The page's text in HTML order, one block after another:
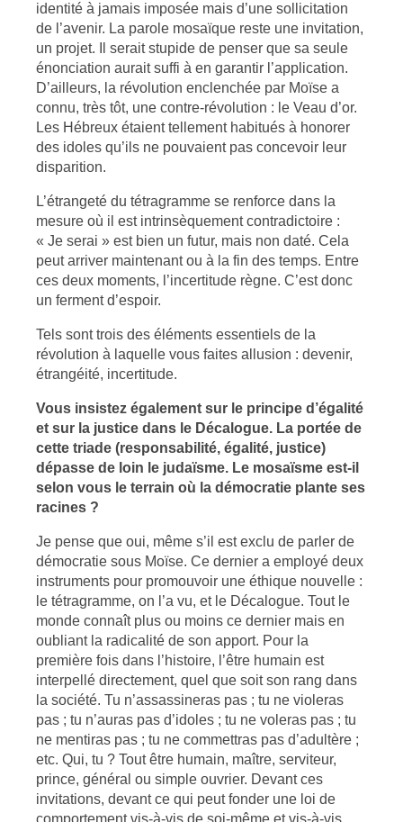
identité à jamais imposée mais d’une sollicitation
de l’avenir. La parole mosaïque reste une invitation,
un projet. Il serait stupide de penser que sa seule
énonciation aurait suffi à en garantir l’application.
D’ailleurs, la révolution enclenchée par Moïse a
connu, très tôt, une contre-révolution : le Veau d’or.
Les Hébreux étaient tellement habitués à honorer
des idoles qu’ils ne pouvaient pas concevoir leur
disparition.
L’étrangeté du tétragramme se renforce dans la
mesure où il est intrinsèquement contradictoire :
« Je serai » est bien un futur, mais non daté. Cela
peut arriver maintenant ou à la fin des temps. Entre
ces deux moments, l’incertitude règne. C’est donc
un ferment d’espoir.
Tels sont trois des éléments essentiels de la
révolution à laquelle vous faites allusion : devenir,
étrangéité, incertitude.
Vous insistez également sur le principe d’égalité
et sur la justice dans le Décalogue. La portée de
cette triade (responsabilité, égalité, justice)
dépasse de loin le judaïsme. Le mosaïsme est-il
selon vous le terrain où la démocratie plante ses
racines ?
Je pense que oui, même s’il est exclu de parler de
démocratie sous Moïse. Ce dernier a employé deux
instruments pour promouvoir une éthique nouvelle :
le tétragramme, on l’a vu, et le Décalogue. Tout le
monde connaît plus ou moins ce dernier mais en
oubliant la radicalité de son apport. Pour la
première fois dans l’histoire, l’être humain est
interpellé directement, quel que soit son rang dans
la société. Tu n’assassineras pas ; tu ne violeras
pas ; tu n’auras pas d’idoles ; tu ne voleras pas ; tu
ne mentiras pas ; tu ne commettras pas d’adultère ;
etc. Qui, tu ? Tout être humain, maître, serviteur,
prince, général ou simple ouvrier. Devant ces
invitations, devant ce qui peut fonder une loi de